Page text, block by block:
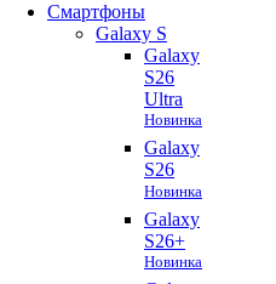
Смартфоны
Galaxy S
Galaxy
S26
Ultra
Новинка
Galaxy
S26
Новинка
Galaxy
S26+
Новинка